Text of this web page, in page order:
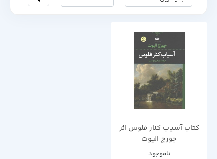
کتاب آسیاب کنار فلوس اثر
جورج الیوت
ناموجود